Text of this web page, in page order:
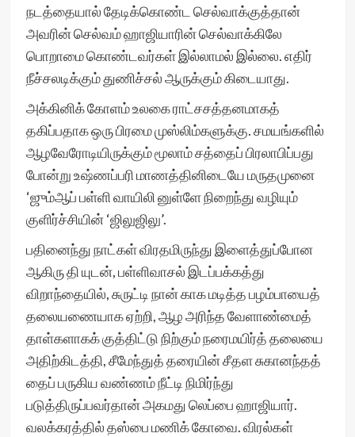
நடத்தையால் தேடிக்கொண்ட செல்வாக்குத்தான்
அவரின் செல்வம் ஹாஜியாரின் செல்வாக்கிலே
பொறாமை கொண்டவர்கள் இல்லாமல் இல்லை. எதிர்
நீச்சலடிக்கும் துணிச்சல் ஆருக்கும் கிடையாது.
அக்கினிக் கோளம் உலகை ராட்சசத்தனமாகத்
தகிப்பதாக ஒரு பிரமை முஸ்லிம்களுக்கு. சமயங்களில்
ஆழவேரோடியிருக்கும் மூலாம் சத்தைப் பிரலாபிப்பது
போன்று உஷ்ணப்பரி மாணத்தினிடையே மருதமுனை
‘ஜும்ஆப் பள்ளி வாயிலி னுள்ளே நிறைந்து வழியும்
குளிர்ச்சியின் ‘ஜிலுஜிலு’.
பதினைந்து நாட்கள் விரதமிருந்து இளைத்துப்போன
ஆகிரு தி யுடன், பள்ளிவாசல் இடப்பக்கத்து
விறாந்தையில், சுருட்டி நான் காக மடித்த பழம்பாயைத்
தலையணையாக ஏற்றி, ஆழ அரிந்த வேளாண்மைத்
தாள்களாகக் குத்திட்டு நிற்கும் நரைமயிர்த் தலையை
அதிற்கிடத்தி, சீமேந்துத் தரையின் சீதள சுகானந்தத்
தைப் பருகிய வண்ணம் நீட்டி நிமிர்ந்து
படுத்திருப்பவர்தான் அகமது லெப்பை ஹாஜியார்.
வலக்கரத்தில் தஸ்பை மணிக் கோவை. விரல்கள்